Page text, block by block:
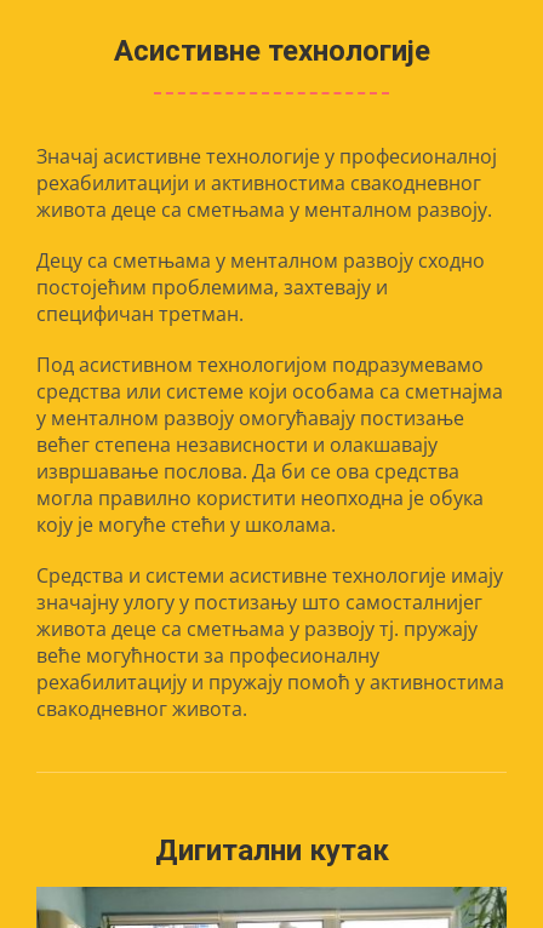
Асистивне технологије
Значај асистивне технологије у професионалној
рехабилитацији и активностима свакодневног
живота деце са сметњама у менталном развоју.
Децу са сметњама у менталном развоју сходно
специфичан третман.
Под асистивном технологијом подразумевамо
средства или системе који особама са сметнајма
у менталном развоју омогућавају постизање
већег степена независности и олакшавају
Средства и системи асистивне технологије имају
значајну улогу у постизању што самосталнијег
живота деце са сметњама у развоју тј. пружају
веће могућности за професионалну